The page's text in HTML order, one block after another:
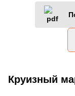
Круизный